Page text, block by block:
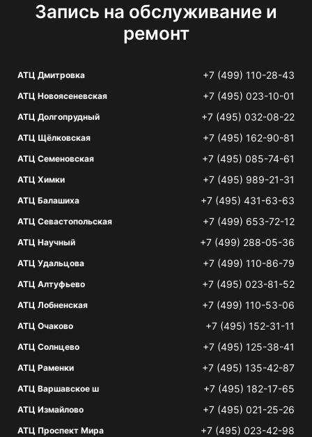
Запись на обслуживание и
ремонт
АТЦ Дмитровка +7 (499) 110-28-43
АТЦ Новоясеневская +7 (495) 023-10-01
АТЦ Долгопрудный +7 (495) 032-08-22
АТЦ Щёлковская +7 (495) 162-90-81
АТЦ Семеновская +7 (495) 085-74-61
АТЦ Химки +7 (495) 989-21-31
АТЦ Балашиха +7 (495) 431-63-63
АТЦ Севастопольская +7 (499) 653-72-12
АТЦ Научный +7 (499) 288-05-36
АТЦ Удальцова +7 (499) 110-86-79
АТЦ Алтуфьево +7 (495) 023-81-52
АТЦ Лобненская +7 (499) 110-53-06
АТЦ Очаково +7 (495) 152-31-11
АТЦ Солнцево +7 (495) 125-38-41
АТЦ Раменки +7 (495) 135-42-87
АТЦ Варшавское ш +7 (495) 182-17-65
АТЦ Измайлово +7 (495) 021-25-26
АТЦ Проспект Мира +7 (495) 023-42-98